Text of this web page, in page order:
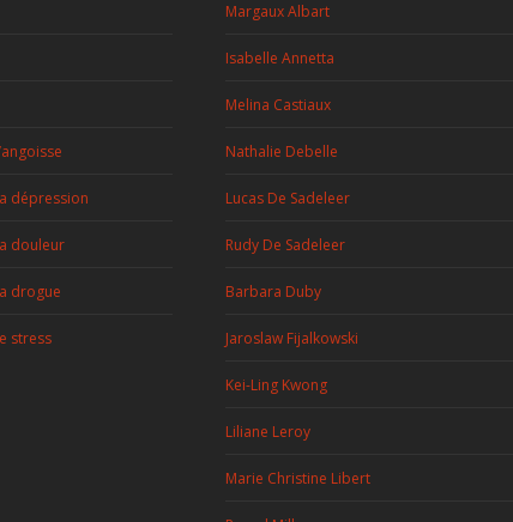
dépression
douleur
drogue
stress
Margaux Albart
Isabelle Annetta
Melina Castiaux
Nathalie Debelle
Lucas De Sadeleer
Rudy De Sadeleer
Barbara Duby
Jaroslaw Fijalkowski
Kei-Ling Kwong
Liliane Leroy
Marie Christine Libert